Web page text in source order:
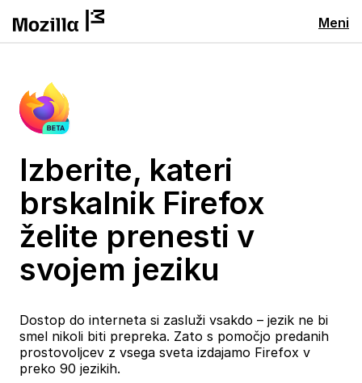
Meni
Izberite, kateri
brskalnik Firefox
želite prenesti v
svojem jeziku
Dostop do interneta si zasluži vsakdo – jezik ne bi
smel nikoli biti prepreka. Zato s pomočjo predanih
prostovoljcev z vsega sveta izdajamo Firefox v
preko 90 jezikih.